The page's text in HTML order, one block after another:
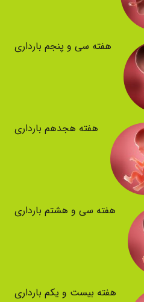
هفته سی و پنجم بارداری
هفته هجدهم بارداری
هفته سی و هشتم بارداری
هفته بیست و یکم بارداری